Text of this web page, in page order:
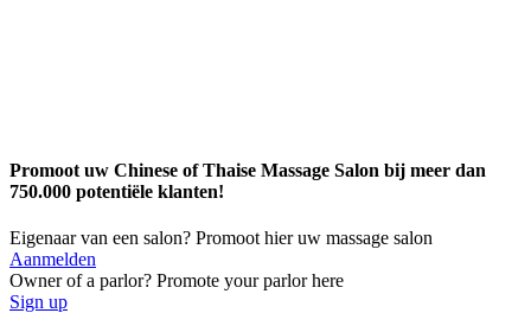
Promoot uw Chinese of Thaise Massage Salon bij meer dan
750.000 potentiële klanten!
Eigenaar van een salon? Promoot hier uw massage salon
Aanmelden
Owner of a parlor? Promote your parlor here
Sign up